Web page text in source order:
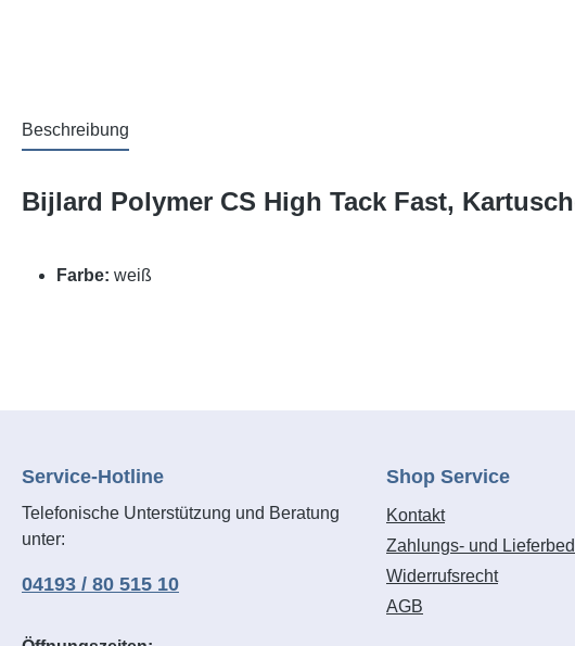
Beschreibung
Bijlard Polymer CS High Tack Fast,
Farbe: weiß
Service-Hotline
Telefonische Unterstützung und Beratung
unter:
04193 / 80 515 10
Shop Service
Kontakt
Zahlungs- und
Widerrufsrecht
AGB